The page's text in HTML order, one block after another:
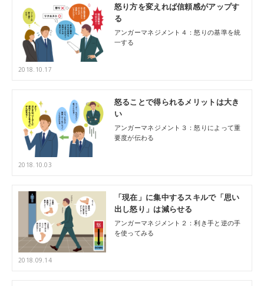
2018.10.17
怒り方を変えれば信頼感がアップす
る
アンガーマネジメント４：怒りの基準を統
一する
2018.10.03
怒ることで得られるメリットは大き
い
アンガーマネジメント３：怒りによって重
要度が伝わる
2018.09.14
「現在」に集中するスキルで「思い
出し怒り」は減らせる
アンガーマネジメント２：利き手と逆の手
を使ってみる